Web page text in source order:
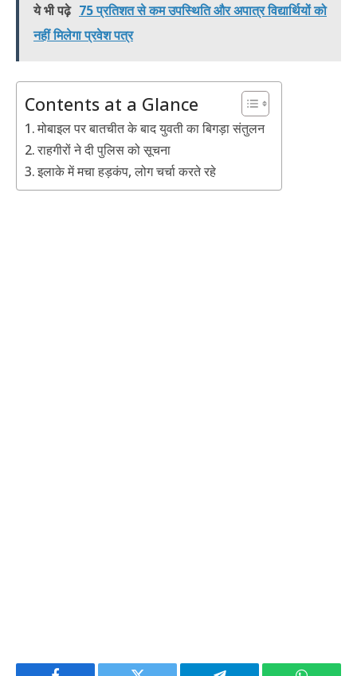
ये भी पढ़े 75 प्रतिशत से कम उपस्थिति और अपात्र विद्यार्थियों को
नहीं मिलेगा प्रवेश पत्र
Contents at a Glance
मोबाइल पर बातचीत के बाद युवती का बिगड़ा संतुलन
राहगीरों ने दी पुलिस को सूचना
इलाके में मचा हड़कंप, लोग चर्चा करते रहे